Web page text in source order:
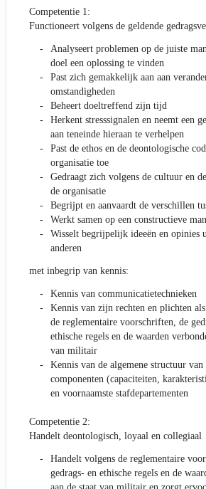
Competentie 1:
Functioneert volgens de geldende
Analyseert problemen op de juiste
doel een oplossing te vinden
Past zich gemakkelijk aan aan
omstandigheden
Beheert doeltreffend zijn tijd
Herkent stresssignalen en neemt een
aan teneinde hieraan te verhelpen
Past de ethos en de deontologische
organisatie toe
Gedraagt zich volgens de cultuur en
de organisatie
Begrijpt en aanvaardt de verschillen
Werkt samen op een constructieve
Wisselt begrijpelijk ideeën en opinies
anderen
met inbegrip van kennis:
Kennis van communicatietechnieken
Kennis van zijn rechten en plichten
de reglementaire voorschriften, de
ethische regels en de waarden
van militair
Kennis van de algemene structuur van
componenten (capaciteiten,
en voornaamste stafdepartementen
Competentie 2:
Handelt deontologisch, loyaal en collegiaal
Handelt volgens de reglementaire
gedrags- en ethische regels en de